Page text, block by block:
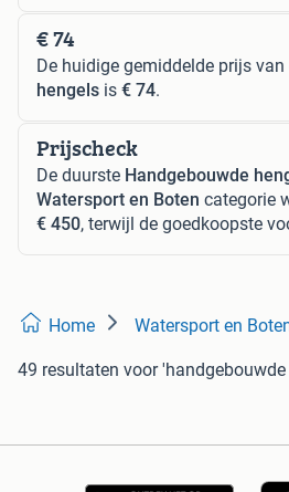
€ 74
De huidige gemiddelde prijs van
hengels is € 74.
Prijscheck
De duurste Handgebouwde
Watersport en Boten categorie
€ 450, terwijl de goedkoopste
Home Watersport en
49 resultaten voor 'handgebouwde